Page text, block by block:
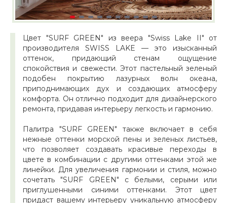
Цвет "SURF GREEN" из веера "Swiss Lake II" от
производителя SWISS LAKE — это изысканный
оттенок, придающий стенам ощущение
спокойствия и свежести. Этот пастельный зеленый
подобен покрытию лазурных волн океана,
приподнимающих дух и создающих атмосферу
комфорта. Он отлично подходит для дизайнерского
ремонта, придавая интерьеру легкость и гармонию.
Палитра "SURF GREEN" также включает в себя
нежные оттенки морской пены и зеленых листьев,
что позволяет создавать красивые переходы в
цвете в комбинации с другими оттенками этой же
линейки. Для увеличения гармонии и стиля, можно
сочетать "SURF GREEN" с белыми, серыми или
приглушенными синими оттенками. Этот цвет
придаст вашему интерьеру уникальную атмосферу